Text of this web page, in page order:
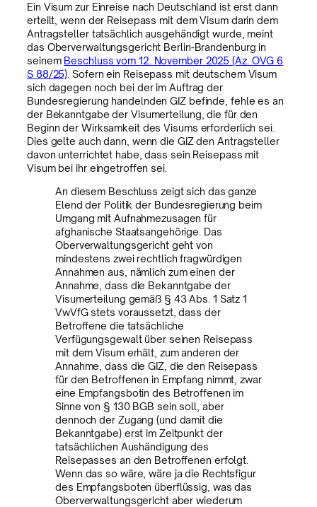
Ein Visum zur Einreise nach Deutschland ist erst dann
erteilt, wenn der Reisepass mit dem Visum darin dem
Antragsteller tatsächlich ausgehändigt wurde, meint
das Oberverwaltungsgericht Berlin-Brandenburg in
seinem Beschluss vom 12. November 2025 (Az. OVG 6
S 88/25) . Sofern ein Reisepass mit deutschem Visum
sich dagegen noch bei der im Auftrag der
Bundesregierung handelnden GIZ befinde, fehle es an
der Bekanntgabe der Visumerteilung, die für den
Beginn der Wirksamkeit des Visums erforderlich sei.
Dies gelte auch dann, wenn die GIZ den Antragsteller
davon unterrichtet habe, dass sein Reisepass mit
Visum bei ihr eingetroffen sei.
An diesem Beschluss zeigt sich das ganze
Elend der Politik der Bundesregierung beim
Umgang mit Aufnahmezusagen für
afghanische Staatsangehörige. Das
Oberverwaltungsgericht geht von
mindestens zwei rechtlich fragwürdigen
Annahmen aus, nämlich zum einen der
Annahme, dass die Bekanntgabe der
Visumerteilung gemäß § 43 Abs. 1 Satz 1
VwVfG stets voraussetzt, dass der
Betroffene die tatsächliche
Verfügungsgewalt über seinen Reisepass
mit dem Visum erhält, zum anderen der
Annahme, dass die GIZ, die den Reisepass
für den Betroffenen in Empfang nimmt, zwar
eine Empfangsbotin des Betroffenen im
Sinne von § 130 BGB sein soll, aber
dennoch der Zugang (und damit die
Bekanntgabe) erst im Zeitpunkt der
tatsächlichen Aushändigung des
Reisepasses an den Betroffenen erfolgt.
Wenn das so wäre, wäre ja die Rechtsfigur
des Empfangsboten überflüssig, was das
Oberverwaltungsgericht aber wiederum